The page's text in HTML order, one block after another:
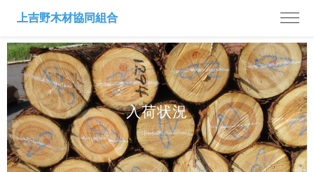
入荷状況